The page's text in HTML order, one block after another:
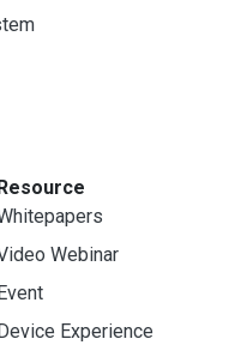
Webinar
Experience